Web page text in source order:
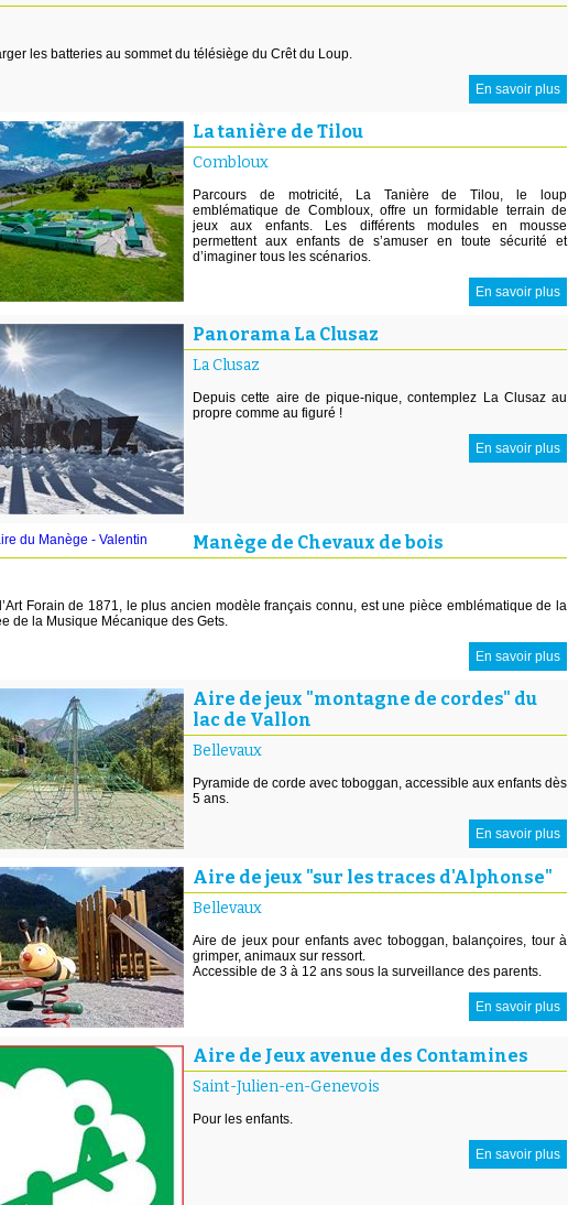
les batteries au sommet du télésiège du Crêt du Loup.
En savoir plus
La tanière de Tilou
Combloux
Parcours de motricité, La Tanière de Tilou, le loup
emblématique de Combloux, offre un formidable terrain de
jeux aux enfants. Les différents modules en mousse
permettent aux enfants de s’amuser en toute sécurité et
d’imaginer tous les scénarios.
En savoir plus
Panorama La Clusaz
La Clusaz
Depuis cette aire de pique-nique, contemplez La Clusaz au
propre comme au figuré !
En savoir plus
Manège de Chevaux de bois
Forain de 1871, le plus ancien modèle français connu, est une pièce emblématique de la
de la Musique Mécanique des Gets.
En savoir plus
Aire de jeux "montagne de cordes" du
lac de Vallon
Bellevaux
Pyramide de corde avec toboggan, accessible aux enfants dès
5 ans.
En savoir plus
Aire de jeux "sur les traces d'Alphonse"
Bellevaux
Aire de jeux pour enfants avec toboggan, balançoires, tour à
grimper, animaux sur ressort.
Accessible de 3 à 12 ans sous la surveillance des parents.
En savoir plus
Aire de Jeux avenue des Contamines
Saint-Julien-en-Genevois
Pour les enfants.
En savoir plus